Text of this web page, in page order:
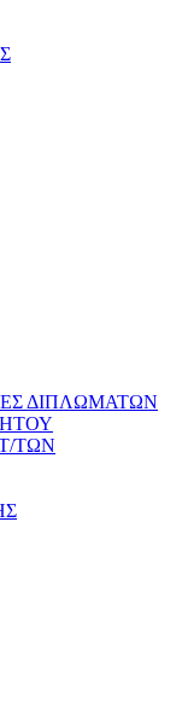
ΔΙΠΛΩΜΑΤΩΝ
ΤΩΝ